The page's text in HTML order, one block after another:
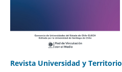
Revista Universidad y Territorio